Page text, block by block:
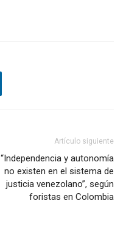
Artículo siguiente
“Independencia y autonomía
no existen en el sistema de
justicia venezolano”, según
foristas en Colombia